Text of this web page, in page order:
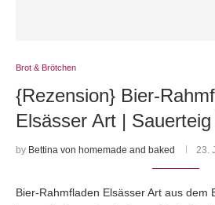
Brot & Brötchen
{Rezension} Bier-
Elsässer Art |
by Bettina von homemade and baked 23.
Bier-Rahmfladen Elsässer Art aus dem